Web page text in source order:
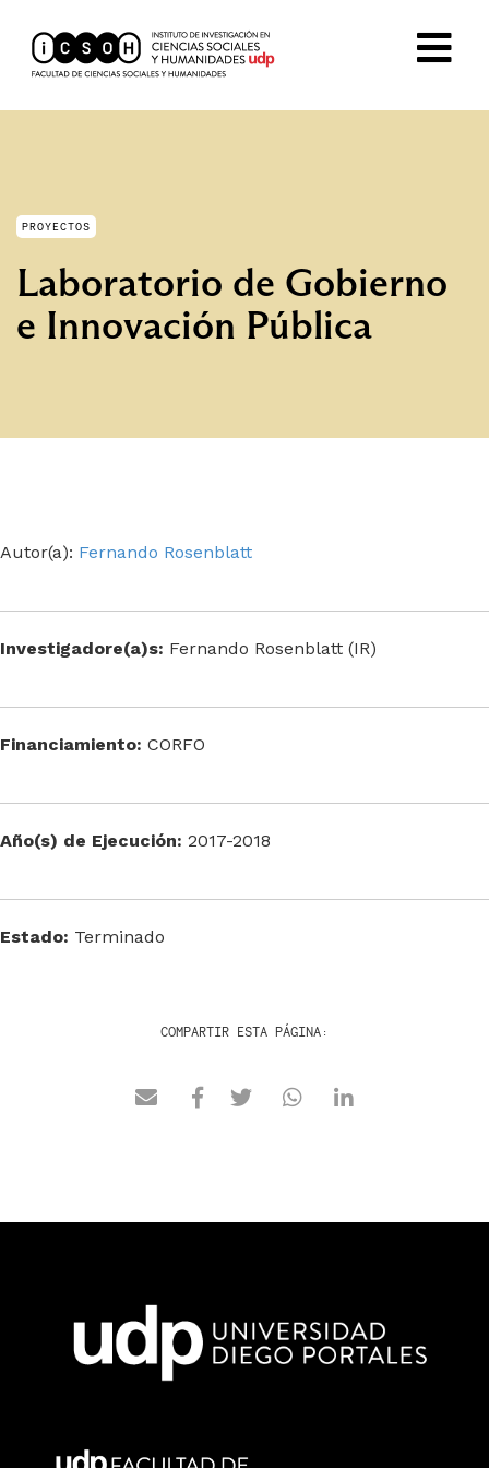
PROYECTOS
Laboratorio de Gobierno
e Innovación Pública
Autor(a): Fernando Rosenblatt
Investigadore(a)s: Fernando Rosenblatt (IR)
Financiamiento: CORFO
Año(s) de Ejecución: 2017-2018
Estado: Terminado
COMPARTIR ESTA PÁGINA: